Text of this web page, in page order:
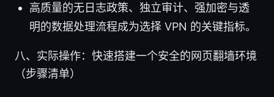
高质量的无日志政策、独立审计、强加密与透
明的数据处理流程成为选择 VPN 的关键指标。
八、实际操作：快速搭建一个安全的网页翻墙环境
（步骤清单）